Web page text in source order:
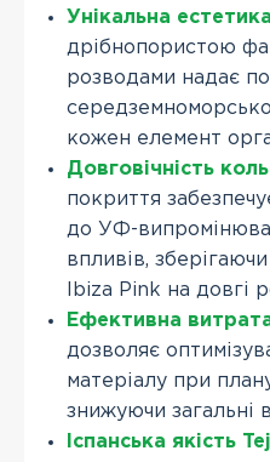
Унікальна
дрібнопористою
розводами надає
кожен елемент
Довговічність
покриття
до УФ-
впливів,
Ibiza Pink на довгі
Ефективна
дозволяє
матеріалу при
знижуючи загальні
Іспанська якість